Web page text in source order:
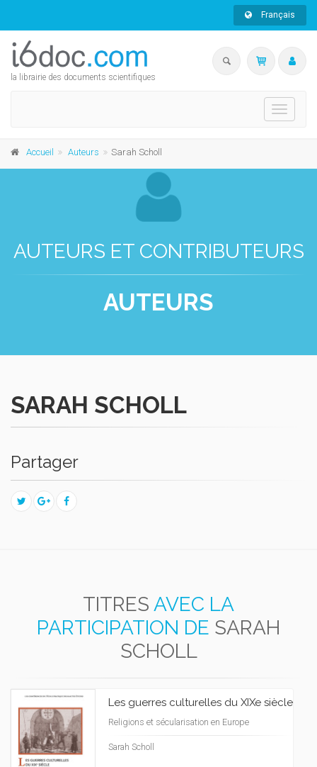
Français
la librairie des documents scientifiques
Toggle
Accueil Auteurs Sarah Scholl
AUTEURS ET CONTRIBUTEURS
AUTEURS
SARAH SCHOLL
Partager
TITRES AVEC LA
PARTICIPATION DE SARAH
SCHOLL
Les guerres culturelles du XIXe siècle
Religions et sécularisation en Europe
Sarah Scholl